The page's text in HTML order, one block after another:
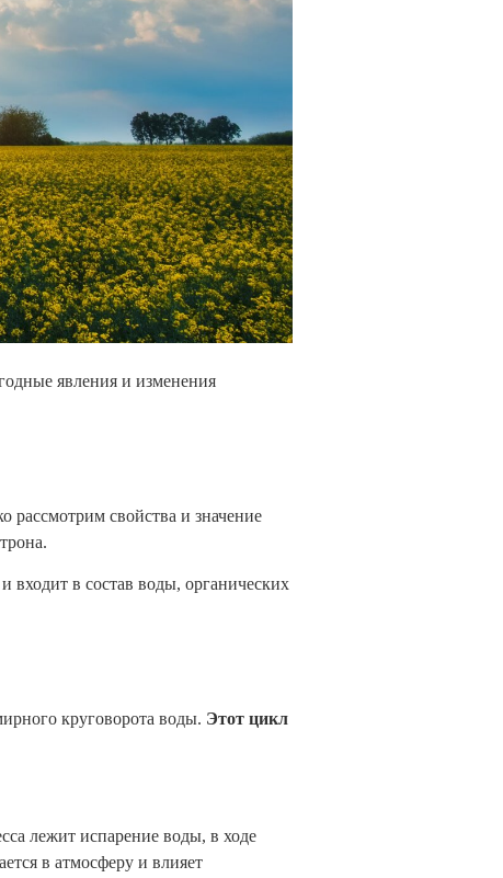
явления и изменения
рассмотрим свойства и значение
в состав воды, органических
круговорота воды. Этот цикл
лежит испарение воды, в ходе
в атмосферу и влияет